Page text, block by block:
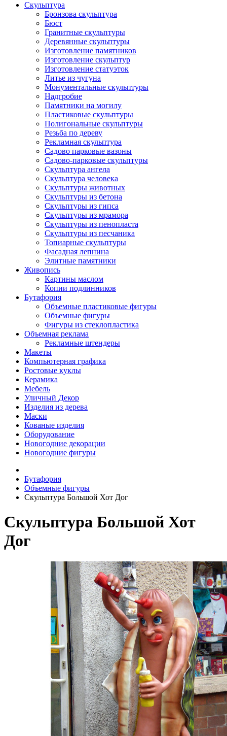
Скульптура
Бронзова скульптура
Бюст
Гранитные скульптуры
Деревянные скульптуры
Изготовление памятников
Изготовление скульптур
Изготовление статуэток
Литье из чугуна
Монументальные скульптуры
Надгробие
Памятники на могилу
Пластиковые скульптуры
Полигональные скульптуры
Резьба по дереву
Рекламная скульптура
Садово парковые вазоны
Садово-парковые скульптуры
Скульптура ангела
Скульптура человека
Скульптуры животных
Скульптуры из бетона
Скульптуры из гипса
Скульптуры из мрамора
Скульптуры из пенопласта
Скульптуры из песчаника
Топиарные скульптуры
Фасадная лепнина
Элитные памятники
Живопись
Картины маслом
Копии подлинников
Бутафория
Объемные пластиковые фигуры
Объемные фигуры
Фигуры из стеклопластика
Объемная реклама
Рекламные штендеры
Макеты
Компьютерная графика
Ростовые куклы
Керамика
Мебель
Уличный Декор
Изделия из дерева
Маски
Кованые изделия
Оборудование
Новогодние декорации
Новогодние фигуры
Бутафория
Объемные фигуры
Скульптура Большой Хот Дог
Скульптура Большой Хот
Дог